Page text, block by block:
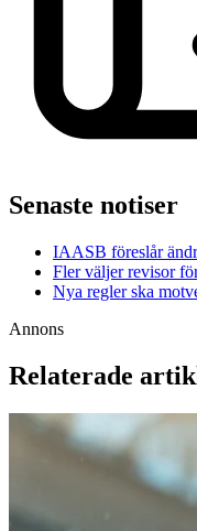
Senaste notiser
IAASB föreslår
Fler väljer revisor
Nya regler ska
Annons
Relaterade